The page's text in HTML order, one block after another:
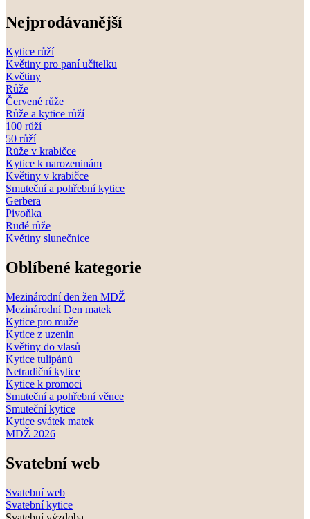
Nejprodávanější
Kytice růží
Květiny pro paní učitelku
Květiny
Růže
Červené růže
Růže a kytice růží
100 růží
50 růží
Růže v krabičce
Kytice k narozeninám
Květiny v krabičce
Smuteční a pohřební kytice
Gerbera
Pivoňka
Rudé růže
Květiny slunečnice
Oblíbené kategorie
Mezinárodní den žen MDŽ
Mezinárodní Den matek
Kytice pro muže
Kytice z uzenin
Květiny do vlasů
Kytice tulipánů
Netradiční kytice
Kytice k promoci
Smuteční a pohřební věnce
Smuteční kytice
Kytice svátek matek
MDŽ 2026
Svatební web
Svatební web
Svatební kytice